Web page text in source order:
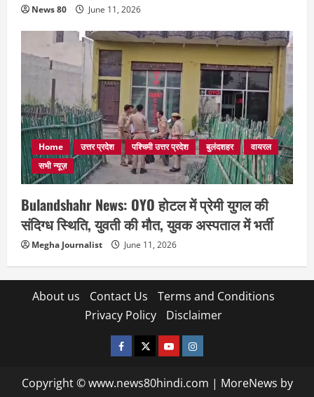
News 80 June 11, 2026
Home उत्तर प्रदेश पश्चिमी उत्तर प्रदेश बुलंदशहर
वायरल
सभी न्यूज़
Bulandshahr News: OYO होटल में प्रेमी युगल की
संदिग्ध स्थिति, युवती की मौत, युवक अस्पताल में भर्ती
Megha Journalist June 11, 2026
About us Contact Us
Terms and Conditions
Privacy Policy
Disclaimer
facebooktwitterYOUTUBE
instagram
Copyright © www.news80hindi.com | MoreNews by